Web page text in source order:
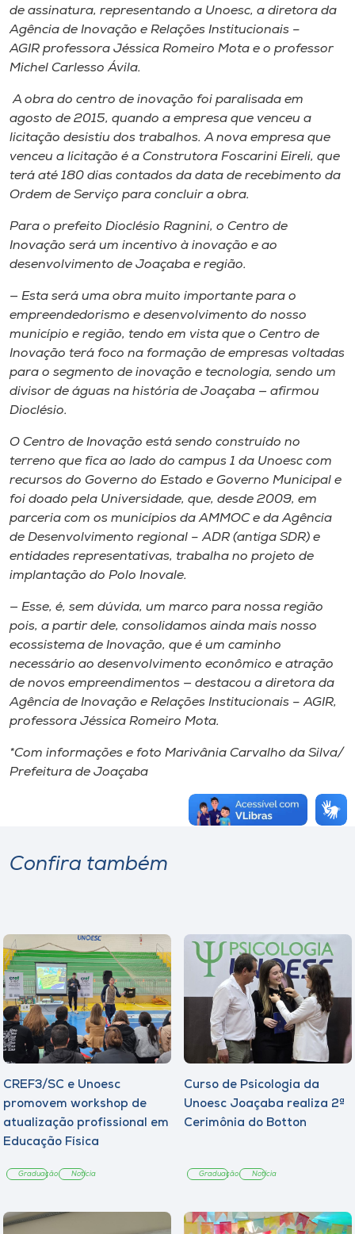
A+
A-
de assinatura, representando a Unoesc, a diretora da
Agência de Inovação e Relações Institucionais –
AGIR professora Jéssica Romeiro Mota e o professor
Michel Carlesso Ávila.
A obra do centro de inovação foi paralisada em
agosto de 2015, quando a empresa que venceu a
licitação desistiu dos trabalhos. A nova empresa que
venceu a licitação é a Construtora Foscarini Eireli, que
terá até 180 dias contados da data de recebimento da
Ordem de Serviço para concluir a obra.
Para o prefeito Dioclésio Ragnini, o Centro de
Inovação será um incentivo à inovação e ao
desenvolvimento de Joaçaba e região.
— Esta será uma obra muito importante para o
empreendedorismo e desenvolvimento do nosso
município e região, tendo em vista que o Centro de
Inovação terá foco na formação de empresas voltadas
para o segmento de inovação e tecnologia, sendo um
divisor de águas na história de Joaçaba — afirmou
Dioclésio.
O Centro de Inovação está sendo construído no
terreno que fica ao lado do campus 1 da Unoesc com
recursos do Governo do Estado e Governo Municipal e
foi doado pela Universidade, que, desde 2009, em
parceria com os municípios da AMMOC e da Agência
de Desenvolvimento regional – ADR (antiga SDR) e
entidades representativas, trabalha no projeto de
implantação do Polo Inovale.
— Esse, é, sem dúvida, um marco para nossa região
pois, a partir dele, consolidamos ainda mais nosso
ecossistema de Inovação, que é um caminho
necessário ao desenvolvimento econômico e atração
de novos empreendimentos — destacou a diretora da
Agência de Inovação e Relações Institucionais – AGIR,
professora Jéssica Romeiro Mota.
*Com informações e foto Marivânia Carvalho da Silva/
Prefeitura de Joaçaba
Confira também
CREF3/SC e Unoesc
promovem workshop de
atualização profissional em
Educação Física
Graduação Notícia
Curso de Psicologia da
Unoesc Joaçaba realiza 2ª
Cerimônia do Botton
Graduação Notícia